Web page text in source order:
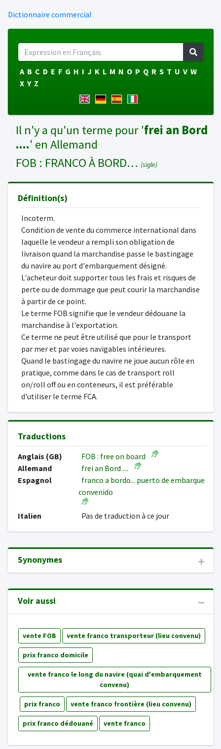
Dictionnaire commercial
A B C D E F G H I J K L M N O P Q R S T U V W
X Y Z
Il n'y a qu'un terme pour 'frei an Bord
....' en Allemand
FOB : FRANCO À BORD… (sigle)
Définition(s)
Incoterm.
Condition de vente du commerce international dans
laquelle le vendeur a rempli son obligation de
livraison quand la marchandise passe le bastingage
du navire au port d'embarquement désigné.
L'acheteur doit supporter tous les frais et risques de
perte ou de dommage que peut courir la marchandise
à partir de ce point.
Le terme FOB signifie que le vendeur dédouane la
marchandise à l'exportation.
Ce terme ne peut être utilisé que pour le transport
par mer et par voies navigables intérieures.
Quand le bastingage du navire ne joue aucun rôle en
pratique, comme dans le cas de transport roll
on/roll off ou en conteneurs, il est préférable
d'utiliser le terme FCA.
Traductions
Anglais (GB)
FOB : free on board
Allemand
frei an Bord ....
Espagnol
franco a bordo... puerto de embarque
convenido
Italien Pas de traduction à ce jour
Synonymes
Voir aussi
vente FOB vente franco transporteur (lieu convenu)
prix franco domicile
vente franco le long du navire (quai d'embarquement
convenu)
prix franco vente franco frontière (lieu convenu)
prix franco dédouané vente franco